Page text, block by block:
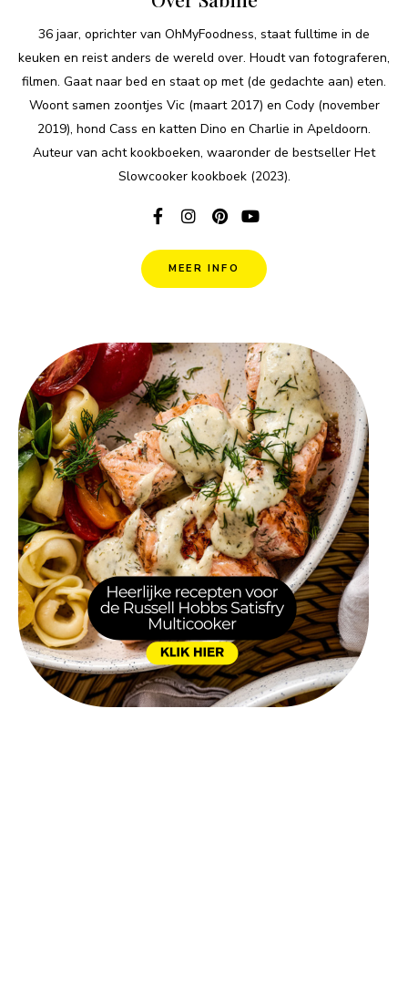
36 jaar, oprichter van OhMyFoodness, staat fulltime in de
keuken en reist anders de wereld over. Houdt van fotograferen,
filmen. Gaat naar bed en staat op met (de gedachte aan) eten.
Woont samen zoontjes Vic (maart 2017) en Cody (november
2019), hond Cass en katten Dino en Charlie in Apeldoorn.
Auteur van acht kookboeken, waaronder de bestseller Het
Slowcooker kookboek (2023).
MEER INFO